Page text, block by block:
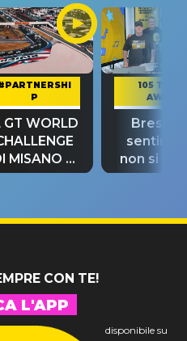
P
GT WORLD
MISANO si
105 TAKE
AWAY
Bresh:
non si
fino alla
CON TE!
L'APP
disponibile su